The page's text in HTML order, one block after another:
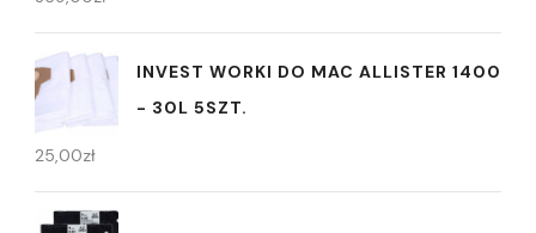
INVEST WORKI DO MAC ALLISTER 1400
- 30L 5SZT.
25,00zł